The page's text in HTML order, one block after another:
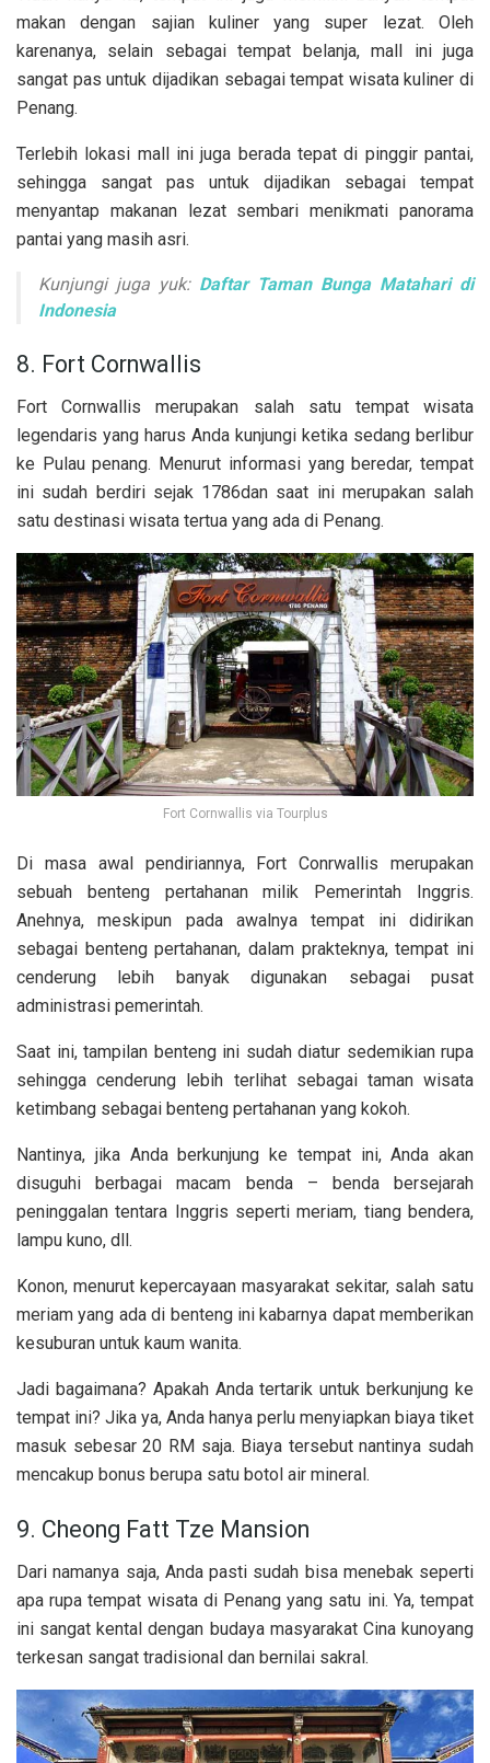
makan dengan sajian kuliner yang super lezat. Oleh
karenanya, selain sebagai tempat belanja, mall ini juga
sangat pas untuk dijadikan sebagai tempat wisata kuliner di
Penang.
Terlebih lokasi mall ini juga berada tepat di pinggir pantai,
sehingga sangat pas untuk dijadikan sebagai tempat
menyantap makanan lezat sembari menikmati panorama
pantai yang masih asri.
Kunjungi juga yuk: Daftar Taman Bunga Matahari di
Indonesia
8. Fort Cornwallis
Fort Cornwallis merupakan salah satu tempat wisata
legendaris yang harus Anda kunjungi ketika sedang berlibur
ke Pulau penang. Menurut informasi yang beredar, tempat
ini sudah berdiri sejak 1786dan saat ini merupakan salah
satu destinasi wisata tertua yang ada di Penang.
Fort Cornwallis via Tourplus
Di masa awal pendiriannya, Fort Conrwallis merupakan
sebuah benteng pertahanan milik Pemerintah Inggris.
Anehnya, meskipun pada awalnya tempat ini didirikan
sebagai benteng pertahanan, dalam prakteknya, tempat ini
cenderung lebih banyak digunakan sebagai pusat
administrasi pemerintah.
Saat ini, tampilan benteng ini sudah diatur sedemikian rupa
sehingga cenderung lebih terlihat sebagai taman wisata
ketimbang sebagai benteng pertahanan yang kokoh.
Nantinya, jika Anda berkunjung ke tempat ini, Anda akan
disuguhi berbagai macam benda – benda bersejarah
peninggalan tentara Inggris seperti meriam, tiang bendera,
lampu kuno, dll.
Konon, menurut kepercayaan masyarakat sekitar, salah satu
meriam yang ada di benteng ini kabarnya dapat memberikan
kesuburan untuk kaum wanita.
Jadi bagaimana? Apakah Anda tertarik untuk berkunjung ke
tempat ini? Jika ya, Anda hanya perlu menyiapkan biaya tiket
masuk sebesar 20 RM saja. Biaya tersebut nantinya sudah
mencakup bonus berupa satu botol air mineral.
9. Cheong Fatt Tze Mansion
Dari namanya saja, Anda pasti sudah bisa menebak seperti
apa rupa tempat wisata di Penang yang satu ini. Ya, tempat
ini sangat kental dengan budaya masyarakat Cina kunoyang
terkesan sangat tradisional dan bernilai sakral.